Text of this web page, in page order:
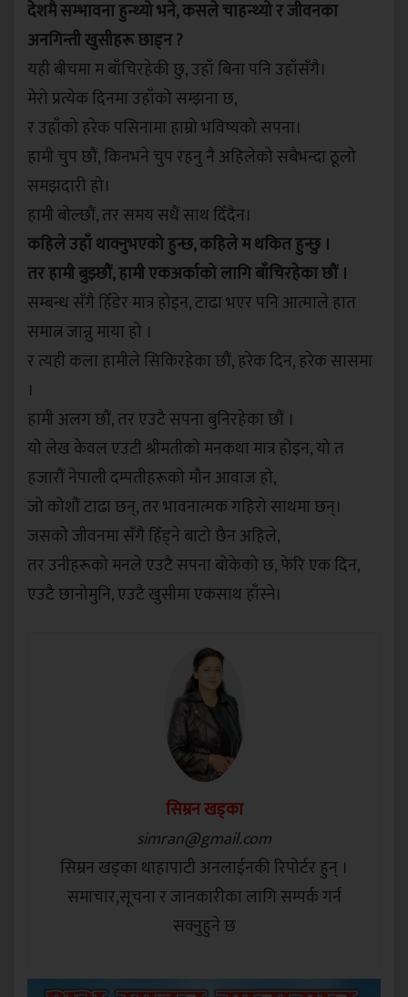
देशमै सम्भावना हुन्थ्यो भने, कसले चाहन्थ्यो र जीवनका
अनगिन्ती खुसीहरू छाड्न ?
यही बीचमा म बाँचिरहेकी छु, उहाँ बिना पनि उहाँसँगै।
मेरो प्रत्येक दिनमा उहाँको सम्झना छ,
र उहाँको हरेक पसिनामा हाम्रो भविष्यको सपना।
हामी चुप छौं, किनभने चुप रहनु नै अहिलेको सबैभन्दा ठूलो
समझदारी हो।
हामी बोल्छौं, तर समय सधैं साथ दिँदैन।
कहिले उहाँ थाक्नुभएको हुन्छ, कहिले म थकित हुन्छु ।
तर हामी बुझ्छौं, हामी एकअर्काको लागि बाँचिरहेका छौं ।
सम्बन्ध सँगै हिँडेर मात्र होइन, टाढा भएर पनि आत्माले हात
समात्न जान्नु माया हो ।
र त्यही कला हामीले सिकिरहेका छौं, हरेक दिन, हरेक सासमा
।
हामी अलग छौं, तर एउटै सपना बुनिरहेका छौं ।
यो लेख केवल एउटी श्रीमतीको मनकथा मात्र होइन, यो त
हजारौं नेपाली दम्पतीहरूको मौन आवाज हो,
जो कोशौं टाढा छन्, तर भावनात्मक गहिरो साथमा छन्।
जसको जीवनमा सँगै हिँड्ने बाटो छैन अहिले,
तर उनीहरूको मनले एउटै सपना बोकेको छ, फेरि एक दिन,
एउटै छानोमुनि, एउटै खुसीमा एकसाथ हाँस्ने।
सिम्रन खड्का
simran@gmail.com
सिम्रन खड्का थाहापाटी अनलाईनकी रिपोर्टर हुन् ।
समाचार,सूचना र जानकारीका लागि सम्पर्क गर्न
सक्नुहुने छ